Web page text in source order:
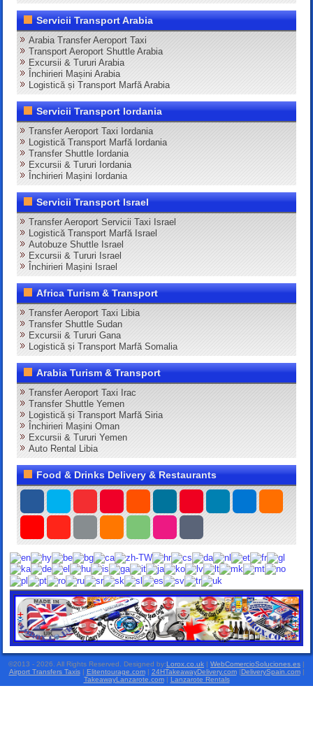
Servicii Transport Arabia
Arabia Transfer Aeroport Taxi
Transport Aeroport Shuttle Arabia
Excursii & Tururi Arabia
Închirieri Mașini Arabia
Logistică și Transport Marfă Arabia
Servicii Transport Iordania
Transfer Aeroport Taxi Iordania
Logistică Transport Marfă Iordania
Transfer Shuttle Iordania
Excursii & Tururi Iordania
Închirieri Mașini Iordania
Servicii Transport Israel
Transfer Aeroport Servicii Taxi Israel
Logistică Transport Marfă Israel
Autobuze Shuttle Israel
Excursii & Tururi Israel
Închirieri Mașini Israel
Africa Turism & Transport
Transfer Aeroport Taxi Libia
Transfer Shuttle Sudan
Excursii & Tururi Gana
Logistică și Transport Marfă Somalia
Arabia Turism & Transport
Transfer Aeroport Taxi Irac
Transfer Shuttle Yemen
Logistică și Transport Marfă Siria
Închirieri Mașini Oman
Excursii & Tururi Yemen
Auto Rental Libia
Food & Drinks Delivery & Restaurants
©2013 - 2026. All Rights Reserved. Designed by:Lorox.co.uk | WebComercioSoluciones.es |
Airport Transfers Taxis| Elitentourage.com| 24HTakeawayDelivery.com|DeliverySpain.com|
TakeawayLanzarote.com| Lanzarote Rentals